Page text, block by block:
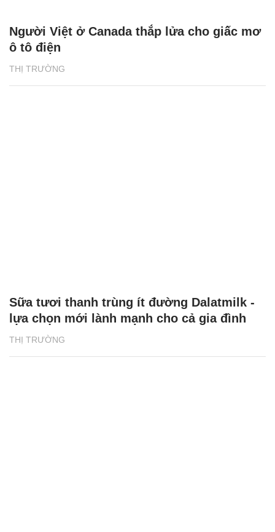
THỊ TRƯỜNG
Người Việt ở Canada thắp lửa cho giấc mơ
ô tô điện
THỊ TRƯỜNG
Sữa tươi thanh trùng ít đường Dalatmilk -
lựa chọn mới lành mạnh cho cả gia đình